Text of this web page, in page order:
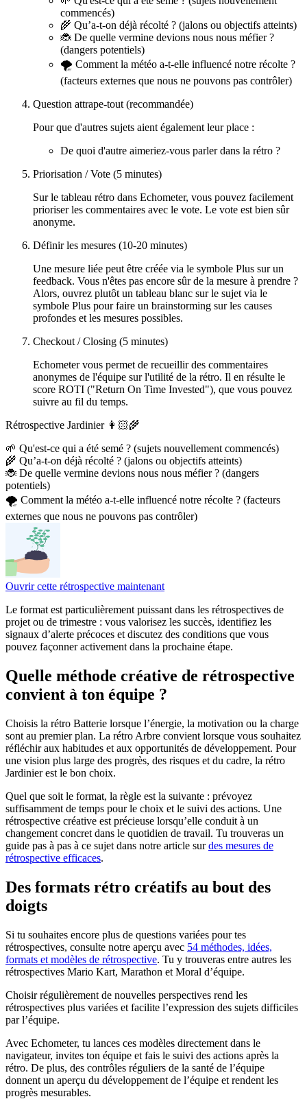
commencés)
🌾 Qu’a-t-on déjà récolté ? (jalons ou objectifs atteints)
🐞 De quelle vermine devions nous nous méfier ?
(dangers potentiels)
🌪 Comment la météo a-t-elle influencé notre récolte ?
(facteurs externes que nous ne pouvons pas contrôler)
Question attrape-tout (recommandée)
Pour que d'autres sujets aient également leur place :
De quoi d'autre aimeriez-vous parler dans la rétro ?
Priorisation / Vote (5 minutes)
Sur le tableau rétro dans Echometer, vous pouvez facilement
prioriser les commentaires avec le vote. Le vote est bien sûr
anonyme.
Définir les mesures (10-20 minutes)
Une mesure liée peut être créée via le symbole Plus sur un
feedback. Vous n'êtes pas encore sûr de la mesure à prendre ?
Alors, ouvrez plutôt un tableau blanc sur le sujet via le
symbole Plus pour faire un brainstorming sur les causes
profondes et les mesures possibles.
Checkout / Closing (5 minutes)
Echometer vous permet de recueillir des commentaires
anonymes de l'équipe sur l'utilité de la rétro. Il en résulte le
score ROTI ("Return On Time Invested"), que vous pouvez
suivre au fil du temps.
Rétrospective Jardinier 👩🏻‍🌾
🌱 Qu'est-ce qui a été semé ? (sujets nouvellement commencés)
🌾 Qu’a-t-on déjà récolté ? (jalons ou objectifs atteints)
🐞 De quelle vermine devions nous nous méfier ? (dangers
potentiels)
🌪 Comment la météo a-t-elle influencé notre récolte ? (facteurs
externes que nous ne pouvons pas contrôler)
Ouvrir cette rétrospective maintenant
Le format est particulièrement puissant dans les rétrospectives de
projet ou de trimestre : vous valorisez les succès, identifiez les
signaux d’alerte précoces et discutez des conditions que vous
pouvez façonner activement dans la prochaine étape.
Quelle méthode créative de rétrospective
convient à ton équipe ?
Choisis la rétro Batterie lorsque l’énergie, la motivation ou la charge
sont au premier plan. La rétro Arbre convient lorsque vous souhaitez
réfléchir aux habitudes et aux opportunités de développement. Pour
une vision plus large des progrès, des risques et du cadre, la rétro
Jardinier est le bon choix.
Quel que soit le format, la règle est la suivante : prévoyez
suffisamment de temps pour le choix et le suivi des actions. Une
rétrospective créative est précieuse lorsqu’elle conduit à un
changement concret dans le quotidien de travail. Tu trouveras un
guide pas à pas à ce sujet dans notre article surdes mesures de
rétrospective efficaces.
Des formats rétro créatifs au bout des
doigts
Si tu souhaites encore plus de questions variées pour tes
rétrospectives, consulte notre aperçu avec 54 méthodes, idées,
formats et modèles de rétrospective. Tu y trouveras entre autres les
rétrospectives Mario Kart, Marathon et Moral d’équipe.
Choisir régulièrement de nouvelles perspectives rend les
rétrospectives plus variées et facilite l’expression des sujets difficiles
par l’équipe.
Avec Echometer, tu lances ces modèles directement dans le
navigateur, invites ton équipe et fais le suivi des actions après la
rétro. De plus, des contrôles réguliers de la santé de l’équipe
donnent un aperçu du développement de l’équipe et rendent les
progrès mesurables.